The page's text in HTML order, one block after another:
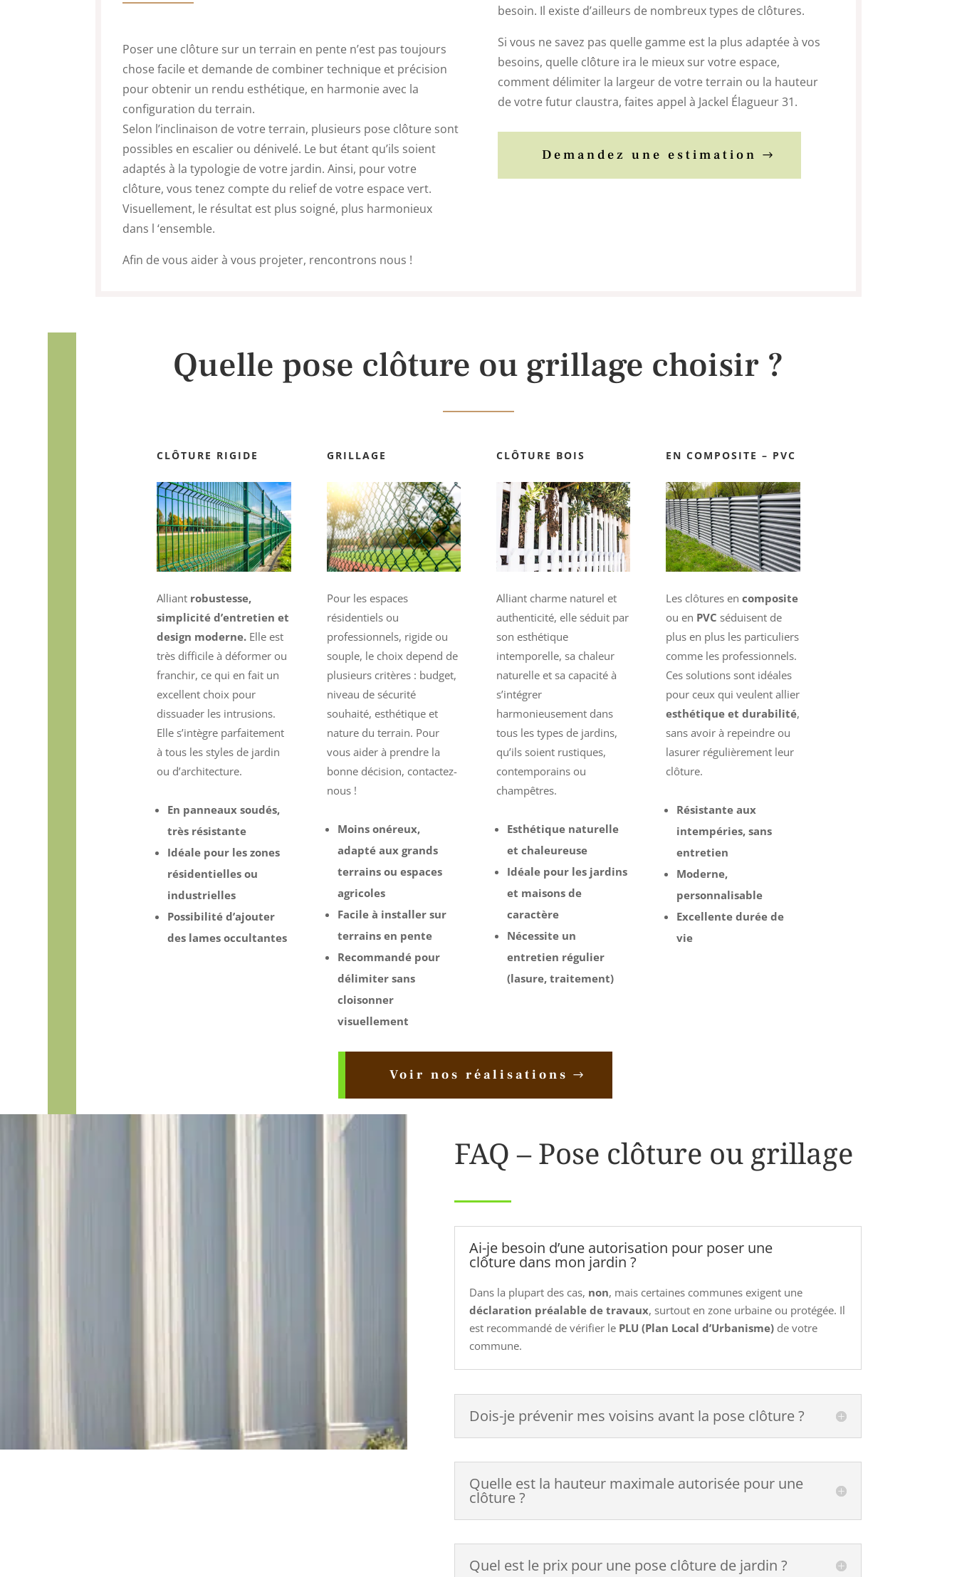
Poser une clôture sur un terrain en pente n’est pas toujours
chose facile et demande de combiner technique et précision
pour obtenir un rendu esthétique, en harmonie avec la
configuration du terrain.
Selon l’inclinaison de votre terrain, plusieurs pose clôture sont
possibles en escalier ou dénivelé. Le but étant qu’ils soient
adaptés à la typologie de votre jardin. Ainsi, pour votre
clôture, vous tenez compte du relief de votre espace vert.
Visuellement, le résultat est plus soigné, plus harmonieux
dans l ‘ensemble.
Afin de vous aider à vous projeter, rencontrons nous !
besoin. Il existe d’ailleurs de nombreux types de clôtures.
Si vous ne savez pas quelle gamme est la plus adaptée à vos
besoins, quelle clôture ira le mieux sur votre espace,
comment délimiter la largeur de votre terrain ou la hauteur
de votre futur claustra, faites appel à Jackel Élagueur 31.
Demandez une estimation
Quelle pose clôture ou grillage choisir ?
CLÔTURE RIGIDE
Alliant robustesse,
simplicité d’entretien et
design moderne. Elle est
très difficile à déformer ou
franchir, ce qui en fait un
excellent choix pour
dissuader les intrusions.
Elle s’intègre parfaitement
à tous les styles de jardin
ou d’architecture.
En panneaux soudés,
très résistante
Idéale pour les zones
résidentielles ou
industrielles
Possibilité d’ajouter
des lames occultantes
GRILLAGE
Pour les espaces
résidentiels ou
professionnels, rigide ou
souple, le choix depend de
plusieurs critères : budget,
niveau de sécurité
souhaité, esthétique et
nature du terrain. Pour
vous aider à prendre la
bonne décision, contactez-
nous !
Moins onéreux,
adapté aux grands
terrains ou espaces
agricoles
Facile à installer sur
terrains en pente
Recommandé pour
délimiter sans
cloisonner
visuellement
CLÔTURE BOIS
Alliant charme naturel et
authenticité, elle séduit par
son esthétique
intemporelle, sa chaleur
naturelle et sa capacité à
s’intégrer
harmonieusement dans
tous les types de jardins,
qu’ils soient rustiques,
contemporains ou
champêtres.
Esthétique naturelle
et chaleureuse
Idéale pour les jardins
et maisons de
caractère
Nécessite un
entretien régulier
(lasure, traitement)
EN COMPOSITE – PVC
Les clôtures encomposite
ou en PVC séduisent de
plus en plus les particuliers
comme les professionnels.
Ces solutions sont idéales
pour ceux qui veulent allier
esthétique et durabilité,
sans avoir à repeindre ou
lasurer régulièrement leur
clôture.
Résistante aux
intempéries, sans
entretien
Moderne,
personnalisable
Excellente durée de
vie
Voir nos réalisations
FAQ – Pose clôture ou grillage
Ai-je besoin d’une autorisation pour poser une
clôture dans mon jardin ?
Dans la plupart des cas, non, mais certaines communes exigent une
déclaration préalable de travaux, surtout en zone urbaine ou protégée. Il
est recommandé de vérifier le PLU (Plan Local d’Urbanisme) de votre
commune.
Dois-je prévenir mes voisins avant la pose clôture ?
Quelle est la hauteur maximale autorisée pour une
clôture ?
Quel est le prix pour une pose clôture de jardin ?